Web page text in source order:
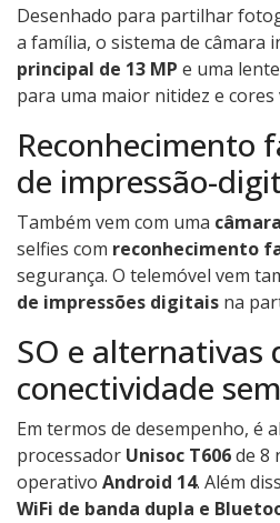
Desenhado para partilhar
a família, o sistema de câmara
principal de 13 MP e uma
para uma maior nitidez e cores
Reconhecimento
de impressão-
Também vem com uma
selfies com reconhecimento
segurança. O telemóvel vem
de impressões digitais na
SO e alternativas
conectividade
Em termos de desempenho, é
processador Unisoc T606de 8
operativo Android 14. Além
WiFi de banda dupla e